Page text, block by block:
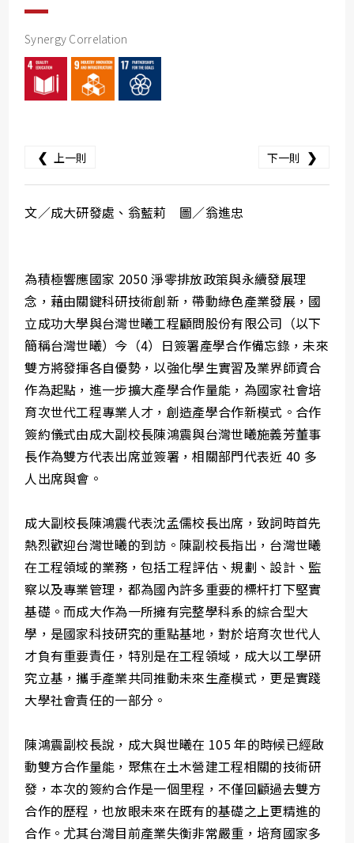
Synergy Correlation
❮ 上一則 下一則 ❯
文／成大研發處、翁藍莉 圖／翁進忠
為積極響應國家 2050 淨零排放政策與永續發展理
念，藉由關鍵科研技術創新，帶動綠色產業發展，國
立成功大學與台灣世曦工程顧問股份有限公司（以下
簡稱台灣世曦）今（4）日簽署產學合作備忘錄，未來
雙方將發揮各自優勢，以強化學生實習及業界師資合
作為起點，進一步擴大產學合作量能，為國家社會培
育次世代工程專業人才，創造產學合作新模式。合作
簽約儀式由成大副校長陳鴻震與台灣世曦施義芳董事
長作為雙方代表出席並簽署，相關部門代表近 40 多
人出席與會。
成大副校長陳鴻震代表沈孟儒校長出席，致詞時首先
熱烈歡迎台灣世曦的到訪。陳副校長指出，台灣世曦
在工程領域的業務，包括工程評估、規劃、設計、監
察以及專業管理，都為國內許多重要的標杆打下堅實
基礎。而成大作為一所擁有完整學科系的綜合型大
學，是國家科技研究的重點基地，對於培育次世代人
才負有重要責任，特別是在工程領域，成大以工學研
究立基，攜手產業共同推動未來生產模式，更是實踐
大學社會責任的一部分。
陳鴻震副校長說，成大與世曦在 105 年的時候已經啟
動雙方合作量能，聚焦在土木營建工程相關的技術研
發，本次的簽約合作是一個里程，不僅回顧過去雙方
合作的歷程，也放眼未來在既有的基礎之上更精進的
合作。尤其台灣目前產業失衡非常嚴重，培育國家多